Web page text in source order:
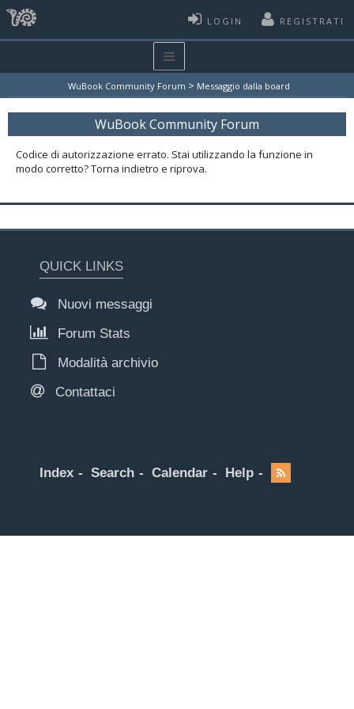
LOGIN REGISTRATI
WuBook Community Forum > Messaggio dalla board
WuBook Community Forum
Codice di autorizzazione errato. Stai utilizzando la funzione in
modo corretto? Torna indietro e riprova.
QUICK LINKS
Nuovi messaggi
Forum Stats
Modalità archivio
Contattaci
Index Search Calendar Help